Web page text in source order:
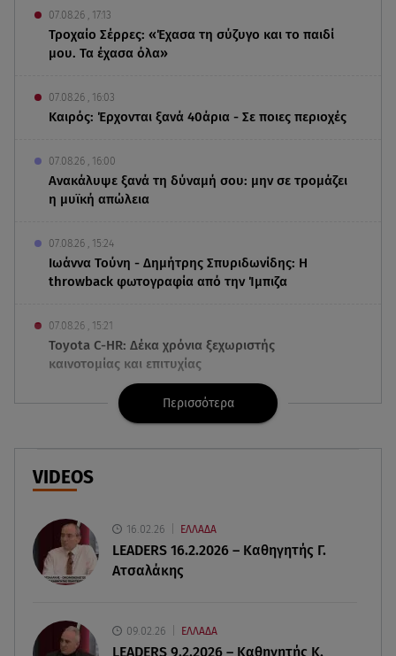
07.08.26 , 17:13
Τροχαίο Σέρρες: «Έχασα τη σύζυγο και το παιδί
μου. Τα έχασα όλα»
07.08.26 , 16:03
Καιρός: Έρχονται ξανά 40άρια - Σε ποιες περιοχές
07.08.26 , 16:00
Ανακάλυψε ξανά τη δύναμή σου: μην σε τρομάζει
η μυϊκή απώλεια
07.08.26 , 15:24
Ιωάννα Τούνη - Δημήτρης Σπυριδωνίδης: Η
throwback φωτογραφία από την Ίμπιζα
07.08.26 , 15:21
Toyota C-HR: Δέκα χρόνια ξεχωριστής
καινοτομίας και επιτυχίας
07.08.26 , 15:09
Τροχαίο Σέρρες: «Δεν πρόλαβα να κάνω κάτι κι
έπεσε πάνω μου»
07.08.26 , 14:49
του Βασίλη Χιώτη, Χριστίνα Πιτουρά
07.08.26 , 14:44
Περισσότερα
VIDEOS
16.02.26 ΕΛΛΑΔΑ
LEADERS 16.2.2026 – Καθηγητής Γ.
Ατσαλάκης
09.02.26 ΕΛΛΑΔΑ
LEADERS 9.2.2026 – Καθηγητής Κ.